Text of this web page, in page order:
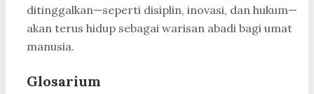
ditinggalkan—seperti disiplin, inovasi, dan hukum—
akan terus hidup sebagai warisan abadi bagi umat
manusia.
Glosarium